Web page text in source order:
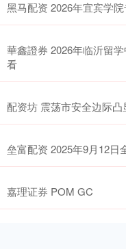
黑马配资 2026年宜宾学
華鑫證券 2026年临沂留
看
配资坊 震荡市安全边际
垒富配资 2025年9月12日
嘉理证券 POM GC